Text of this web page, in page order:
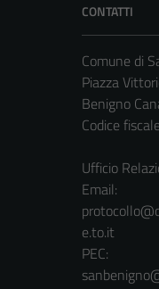
CONTATTI
Comune di
Piazza
Benigno
Codice
Ufficio
Email:
e.to.it
PEC: